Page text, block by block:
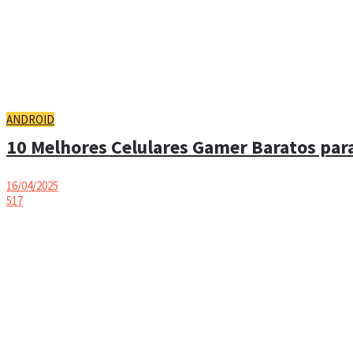
ANDROID
10 Melhores Celulares Gamer Baratos
16/04/2025
517